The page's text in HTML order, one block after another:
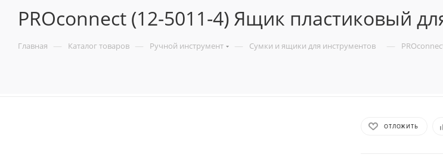
PROconnect (12-5011-4) Ящик пластиковый
Главная — Каталог товаров — Ручной инструмент — Сумки и ящики для инструментов —
ОТЛОЖИТЬ